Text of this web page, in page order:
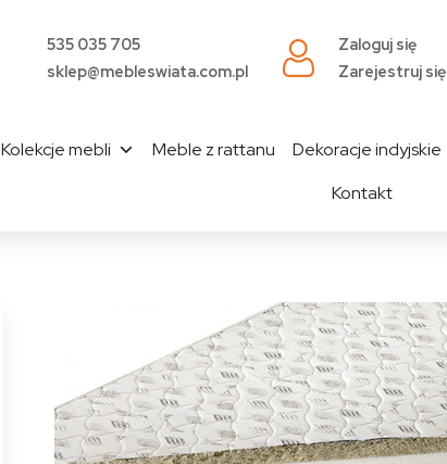
535 035 705
sklep@mebleswiata.com.pl
Zaloguj się
Zarejestruj się
Kolekcje mebli Meble z rattanu Dekoracje indyjskie
Kontakt